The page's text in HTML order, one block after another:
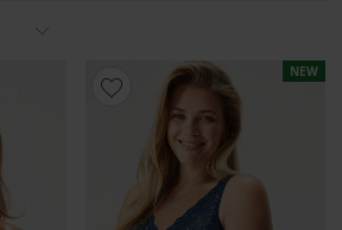
NEW